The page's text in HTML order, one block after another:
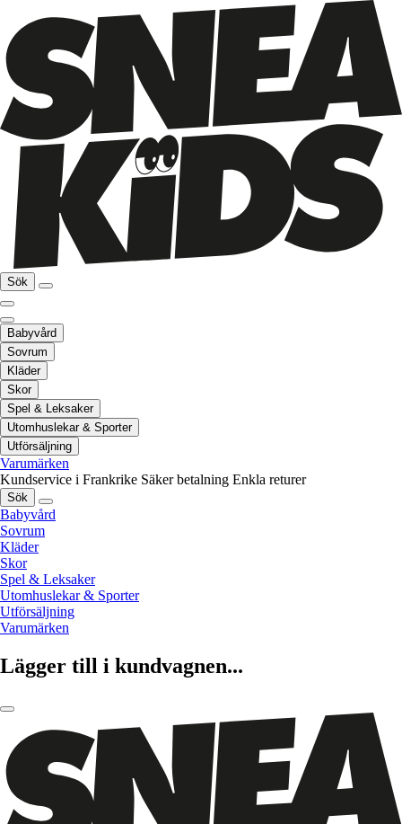
Sök
Babyvård
Sovrum
Kläder
Skor
Spel & Leksaker
Utomhuslekar & Sporter
Utförsäljning
Varumärken
Kundservice i Frankrike Säker betalning Enkla returer
Sök
Babyvård
Sovrum
Kläder
Skor
Spel & Leksaker
Utomhuslekar & Sporter
Utförsäljning
Varumärken
Lägger till i kundvagnen...